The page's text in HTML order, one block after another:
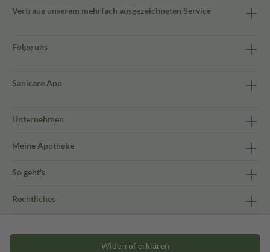
Vertraue unserem mehrfach ausgezeichneten Service
Folge uns
Sanicare App
Unternehmen
Meine Apotheke
So geht's
Rechtliches
Widerruf erklären